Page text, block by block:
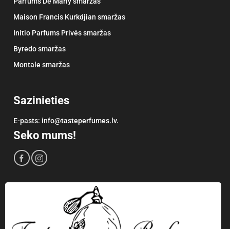
Maison Francis Kurkdjian smaržas
Initio Parfums Privés smaržas
Byredo smaržas
Montale smaržas
Sazinieties
E-pasts: info@tasteperfumes.lv.
Seko mums!